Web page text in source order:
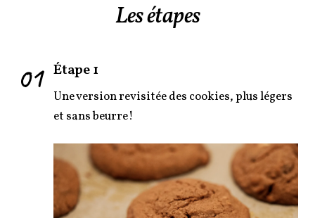
Les étapes
01 Étape 1
Une version revisitée des cookies, plus légers
et sans beurre!